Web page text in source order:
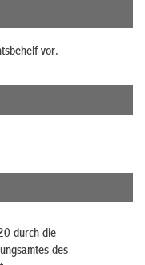
vor.
durch die
des